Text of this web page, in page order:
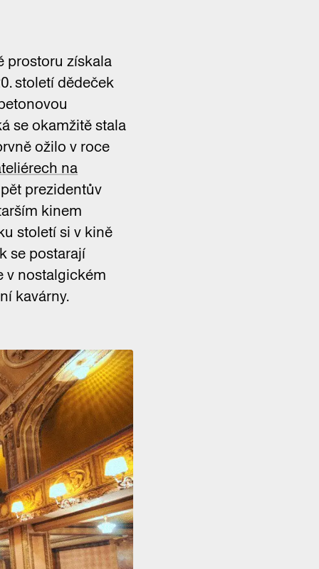
prostoru získala
století dědeček
se okamžitě stala
ožilo v roce
na
prezidentův
kinem
století si v kině
se postarají
v nostalgickém
kavárny.